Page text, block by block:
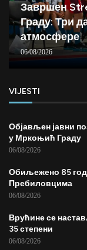
Завршен
Граду: Три
атмосфере
06/08/2026
VIJESTI
Објављен јавни
у Мркоњић Граду
06/08/2026
Обиљежено 85
Пребиловцима
06/08/2026
Врућине се
35 степени
06/08/2026